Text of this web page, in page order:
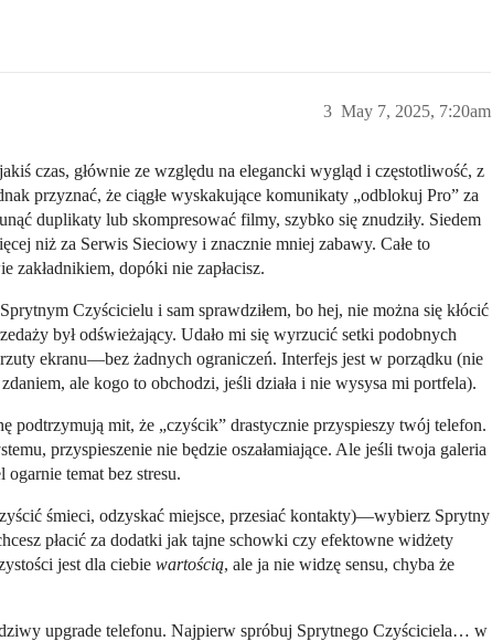
May 7, 2025, 7:20am
3
czas, głównie ze względu na elegancki wygląd i częstotliwość, z
przyznać, że ciągłe wyskakujące komunikaty „odblokuj Pro” za
duplikaty lub skompresować filmy, szybko się znudziły. Siedem
niż za Serwis Sieciowy i znacznie mniej zabawy. Całe to
zakładnikiem, dopóki nie zapłacisz.
Czyścicielu i sam sprawdziłem, bo hej, nie można się kłócić
był odświeżający. Udało mi się wyrzucić setki podobnych
ekranu—bez żadnych ograniczeń. Interfejs jest w porządku (nie
ale kogo to obchodzi, jeśli działa i nie wysysa mi portfela).
podtrzymują mit, że „czyścik” drastycznie przyspieszy twój telefon.
przyspieszenie nie będzie oszałamiające. Ale jeśli twoja galeria
temat bez stresu.
śmieci, odzyskać miejsce, przesiać kontakty)—wybierz Sprytny
płacić za dodatki jak tajne schowki czy efektowne widżety
jest dla ciebie wartością, ale ja nie widzę sensu, chyba że
upgrade telefonu. Najpierw spróbuj Sprytnego Czyściciela… w